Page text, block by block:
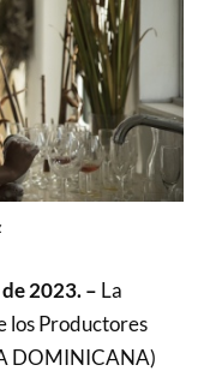
2023. – La
los Productores
DOMINICANA)